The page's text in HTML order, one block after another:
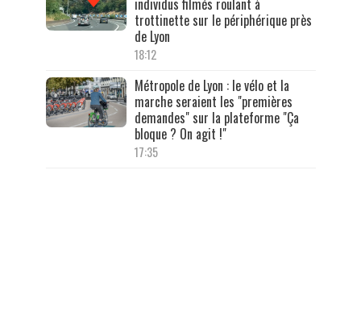
trottinette sur le périphérique près
de Lyon
18:12
Métropole de Lyon : le vélo et la
marche seraient les "premières
demandes" sur la plateforme "Ça
bloque ? On agit !"
17:35